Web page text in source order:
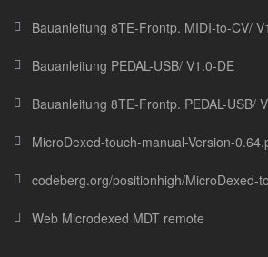
Bauanleitung 8TE-Frontp. MIDI-to-CV/
Bauanleitung PEDAL-USB/ V1.0-DE
Bauanleitung 8TE-Frontp. PEDAL-USB/
MicroDexed-touch-manual-Version-
codeberg.org/positionhigh/MicroDexed-
Web Microdexed MDT remote